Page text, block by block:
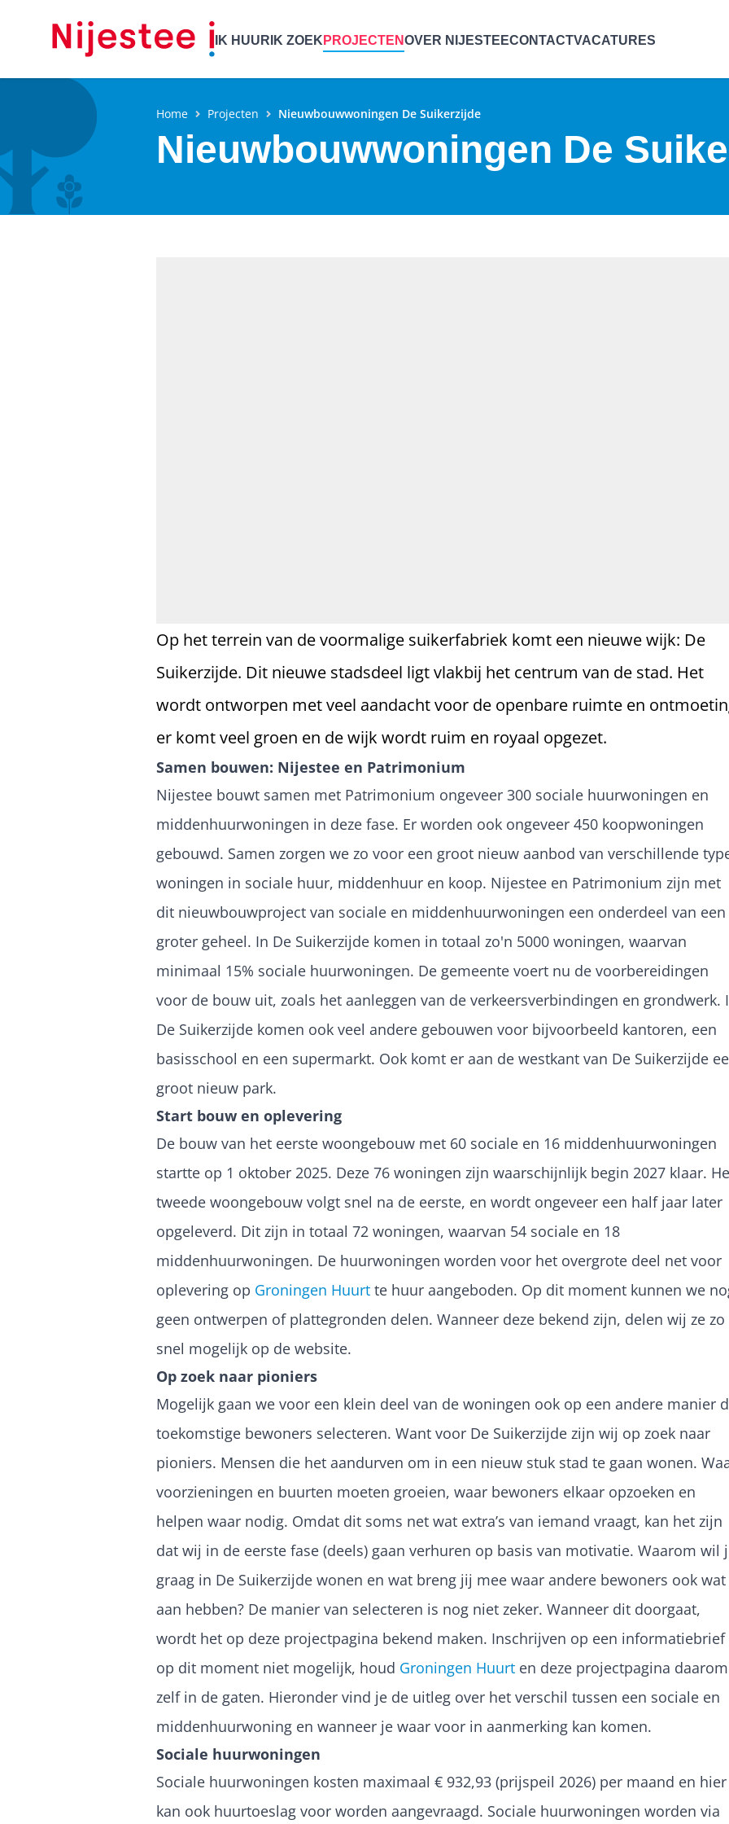
IK HUUR IK ZOEK PROJECTENOVER NIJESTEECONTACTVACATURES
Home Projecten Nieuwbouwwoningen De Suikerzijde
Nieuwbouwwoningen De
Op het terrein van de voormalige suikerfabriek komt een nieuwe wijk: De
Suikerzijde. Dit nieuwe stadsdeel ligt vlakbij het centrum van de stad. Het
wordt ontworpen met veel aandacht voor de openbare ruimte en
er komt veel groen en de wijk wordt ruim en royaal opgezet.
Samen bouwen: Nijestee en Patrimonium
Nijestee bouwt samen met Patrimonium ongeveer 300 sociale huurwoningen en
middenhuurwoningen in deze fase. Er worden ook ongeveer 450 koopwoningen
gebouwd. Samen zorgen we zo voor een groot nieuw aanbod van verschillende
woningen in sociale huur, middenhuur en koop. Nijestee en Patrimonium zijn met
dit nieuwbouwproject van sociale en middenhuurwoningen een onderdeel van een
groter geheel. In De Suikerzijde komen in totaal zo'n 5000 woningen, waarvan
minimaal 15% sociale huurwoningen. De gemeente voert nu de voorbereidingen
voor de bouw uit, zoals het aanleggen van de verkeersverbindingen en grondwerk.
De Suikerzijde komen ook veel andere gebouwen voor bijvoorbeeld kantoren, een
basisschool en een supermarkt. Ook komt er aan de westkant van De Suikerzijde
groot nieuw park.
Start bouw en oplevering
De bouw van het eerste woongebouw met 60 sociale en 16 middenhuurwoningen
startte op 1 oktober 2025. Deze 76 woningen zijn waarschijnlijk begin 2027 klaar.
tweede woongebouw volgt snel na de eerste, en wordt ongeveer een half jaar later
opgeleverd. Dit zijn in totaal 72 woningen, waarvan 54 sociale en 18
middenhuurwoningen. De huurwoningen worden voor het overgrote deel net voor
oplevering op Groningen Huurt te huur aangeboden. Op dit moment kunnen we
geen ontwerpen of plattegronden delen. Wanneer deze bekend zijn, delen wij ze zo
snel mogelijk op de website.
Op zoek naar pioniers
Mogelijk gaan we voor een klein deel van de woningen ook op een andere manier
toekomstige bewoners selecteren. Want voor De Suikerzijde zijn wij op zoek naar
pioniers. Mensen die het aandurven om in een nieuw stuk stad te gaan wonen.
voorzieningen en buurten moeten groeien, waar bewoners elkaar opzoeken en
helpen waar nodig. Omdat dit soms net wat extra’s van iemand vraagt, kan het zijn
dat wij in de eerste fase (deels) gaan verhuren op basis van motivatie. Waarom wil
graag in De Suikerzijde wonen en wat breng jij mee waar andere bewoners ook wat
aan hebben? De manier van selecteren is nog niet zeker. Wanneer dit doorgaat,
wordt het op deze projectpagina bekend maken. Inschrijven op een informatiebrief
op dit moment niet mogelijk, houd Groningen Huurt en deze projectpagina daarom
zelf in de gaten. Hieronder vind je de uitleg over het verschil tussen een sociale en
middenhuurwoning en wanneer je waar voor in aanmerking kan komen.
Sociale huurwoningen
Sociale huurwoningen kosten maximaal € 932,93 (prijspeil 2026) per maand en hier
kan ook huurtoeslag voor worden aangevraagd. Sociale huurwoningen worden via